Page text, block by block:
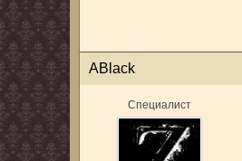
ABlack
Специалист